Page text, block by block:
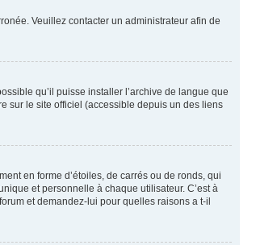
Veuillez contacter un administrateur afin de
qu’il puisse installer l’archive de langue que
sur le site officiel (accessible depuis un des liens
en forme d’étoiles, de carrés ou de ronds, qui
et personnelle à chaque utilisateur. C’est à
et demandez-lui pour quelles raisons a t-il